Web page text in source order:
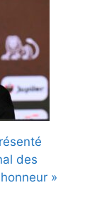
des
»